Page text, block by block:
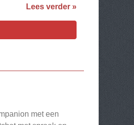
Lees verder »
met een